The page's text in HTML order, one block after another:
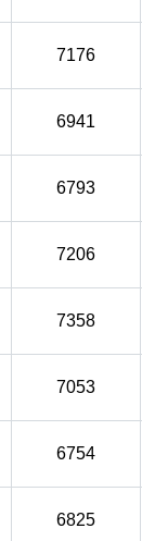
7176
6941
6793
7206
7358
7053
6754
6825